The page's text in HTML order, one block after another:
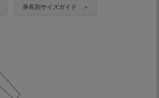
身長別サイズガイド ＞